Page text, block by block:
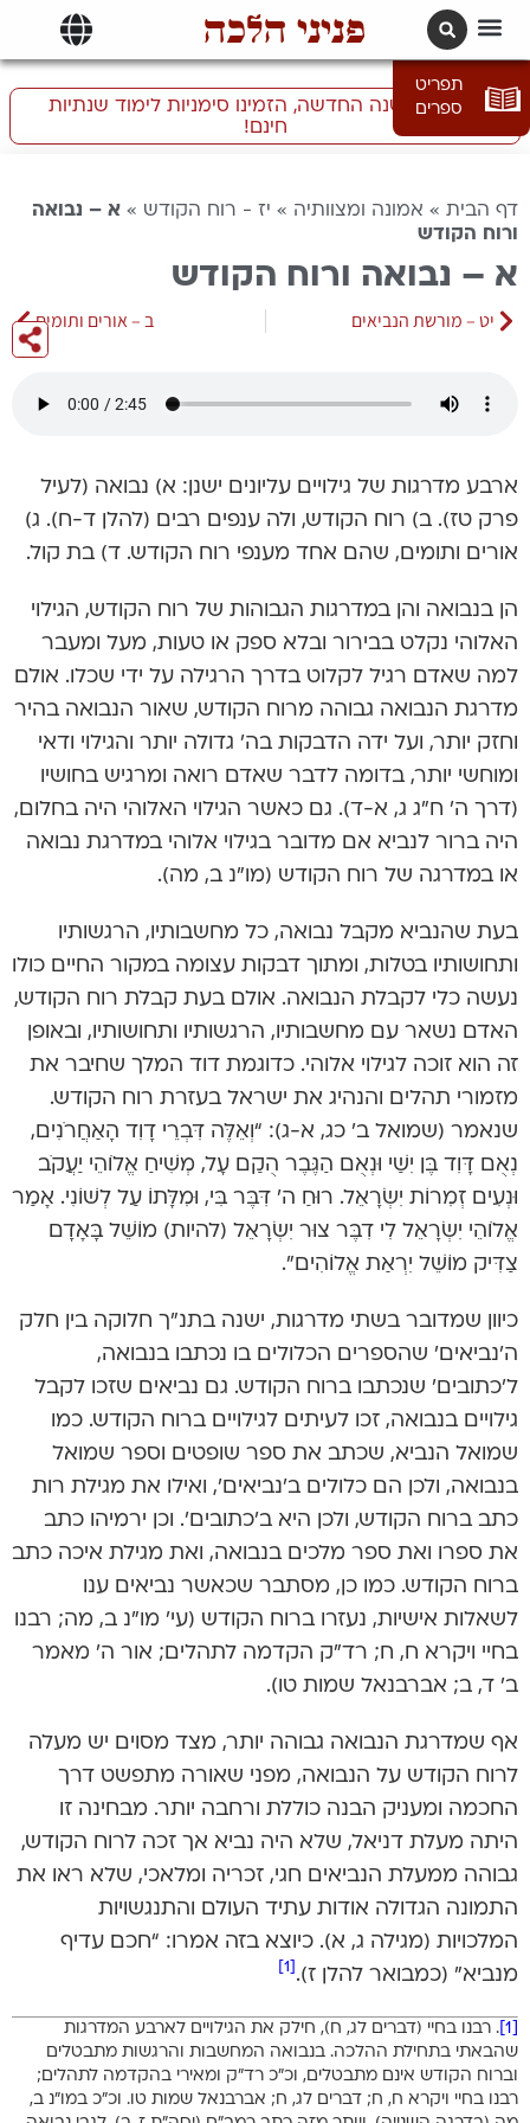
פניני הלכה
תפריט
ספרים
התכוננו לשנה החדשה, הזמינו סימניות לימוד שנתיות
חינם!
דף הבית » אמונה ומצוותיה » יז - רוח הקודש » א – נבואה
ורוח הקודש
א – נבואה ורוח הקודש
יט – מורשת הנביאים ב – אורים ותומים
ארבע מדרגות של גילויים עליונים ישנן: א) נבואה (לעיל
פרק טז). ב) רוח הקודש, ולה ענפים רבים (להלן ד-ח). ג)
אורים ותומים, שהם אחד מענפי רוח הקודש. ד) בת קול.
הן בנבואה והן במדרגות הגבוהות של רוח הקודש, הגילוי
האלוהי נקלט בבירור ובלא ספק או טעות, מעל ומעבר
למה שאדם רגיל לקלוט בדרך הרגילה על ידי שכלו. אולם
מדרגת הנבואה גבוהה מרוח הקודש, שאור הנבואה בהיר
וחזק יותר, ועל ידה הדבקות בה’ גדולה יותר והגילוי ודאי
ומוחשי יותר, בדומה לדבר שאדם רואה ומרגיש בחושיו
(דרך ה’ ח”ג ג, א-ד). גם כאשר הגילוי האלוהי היה בחלום,
היה ברור לנביא אם מדובר בגילוי אלוהי במדרגת נבואה
או במדרגה של רוח הקודש (מו”נ ב, מה).
בעת שהנביא מקבל נבואה, כל מחשבותיו, הרגשותיו
ותחושותיו בטלות, ומתוך דבקות עצומה במקור החיים כולו
נעשה כלי לקבלת הנבואה. אולם בעת קבלת רוח הקודש,
האדם נשאר עם מחשבותיו, הרגשותיו ותחושותיו, ובאופן
זה הוא זוכה לגילוי אלוהי. כדוגמת דוד המלך שחיבר את
מזמורי תהלים והנהיג את ישראל בעזרת רוח הקודש.
שנאמר (שמואל ב’ כג, א-ג): “וְאֵלֶּה דִּבְרֵי דָוִד הָאַחֲרֹנִים,
נְאֻם דָּוִד בֶּן יִשַׁי וּנְאֻם הַגֶּבֶר הֻקַם עָל, מְשִׁיחַ אֱלֹוהֵי יַעֲקֹב
וּנְעִים זְמִרוֹת יִשְׂרָאֵל. רוּחַ ה’ דִּבֶּר בִּי, וּמִלָּתוֹ עַל לְשׁוֹנִי. אָמַר
אֱלֹוהֵי יִשְׂרָאֵל לִי דִבֶּר צוּר יִשְׂרָאֵל (להיות) מוֹשֵׁל בָּאָדָם
צַדִּיק מוֹשֵׁל יִרְאַת אֱלוֹהִים”.
כיוון שמדובר בשתי מדרגות, ישנה בתנ”ך חלוקה בין חלק
ה’נביאים’ שהספרים הכלולים בו נכתבו בנבואה,
ל’כתובים’ שנכתבו ברוח הקודש. גם נביאים שזכו לקבל
גילויים בנבואה, זכו לעיתים לגילויים ברוח הקודש. כמו
שמואל הנביא, שכתב את ספר שופטים וספר שמואל
בנבואה, ולכן הם כלולים ב’נביאים’, ואילו את מגילת רות
כתב ברוח הקודש, ולכן היא ב’כתובים’. וכן ירמיהו כתב
את ספרו ואת ספר מלכים בנבואה, ואת מגילת איכה כתב
ברוח הקודש. כמו כן, מסתבר שכאשר נביאים ענו
לשאלות אישיות, נעזרו ברוח הקודש (עי’ מו”נ ב, מה; רבנו
בחיי ויקרא ח, ח; רד”ק הקדמה לתהלים; אור ה’ מאמר
ב’ ד, ב; אברבנאל שמות טו).
אף שמדרגת הנבואה גבוהה יותר, מצד מסוים יש מעלה
לרוח הקודש על הנבואה, מפני שאורה מתפשט דרך
החכמה ומעניק הבנה כוללת ורחבה יותר. מבחינה זו
היתה מעלת דניאל, שלא היה נביא אך זכה לרוח הקודש,
גבוהה ממעלת הנביאים חגי, זכריה ומלאכי, שלא ראו את
התמונה הגדולה אודות עתיד העולם והתנגשויות
המלכויות (מגילה ג, א). כיוצא בזה אמרו: “חכם עדיף
מנביא” (כמבואר להלן ז).
. רבנו בחיי (דברים לג, ח), חילק את הגילויים לארבע המדרגות
שהבאתי בתחילת ההלכה. בנבואה המחשבות והרגשות מתבטלים
וברוח הקודש אינם מתבטלים, וכ”כ רד”ק ומאירי בהקדמה לתהלים;
רבנו בחיי ויקרא ח, ח; דברים לג, ח; אברבנאל שמות טו. וכ”כ במו”נ ב,